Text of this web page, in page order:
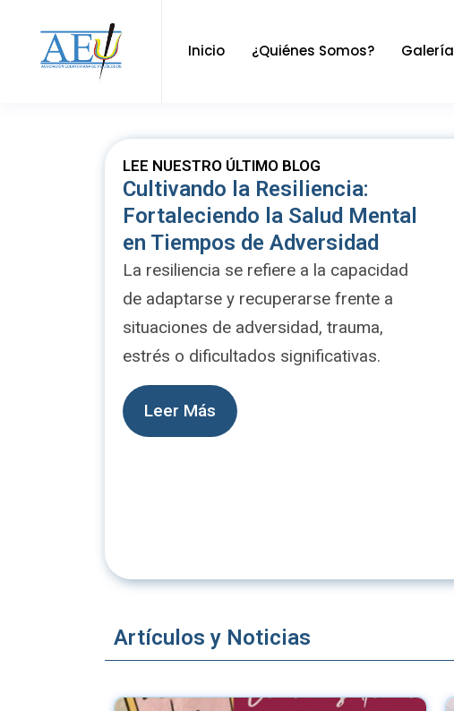
Inicio ¿Quiénes Somos? Galería
LEE NUESTRO ÚLTIMO BLOG
Cultivando la Resiliencia:
Fortaleciendo la Salud Mental
en Tiempos de Adversidad
La resiliencia se refiere a la capacidad
de adaptarse y recuperarse frente a
situaciones de adversidad, trauma,
estrés o dificultados significativas.
Leer Más
Artículos y Noticias